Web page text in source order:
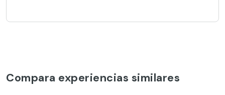
Compara experiencias similares